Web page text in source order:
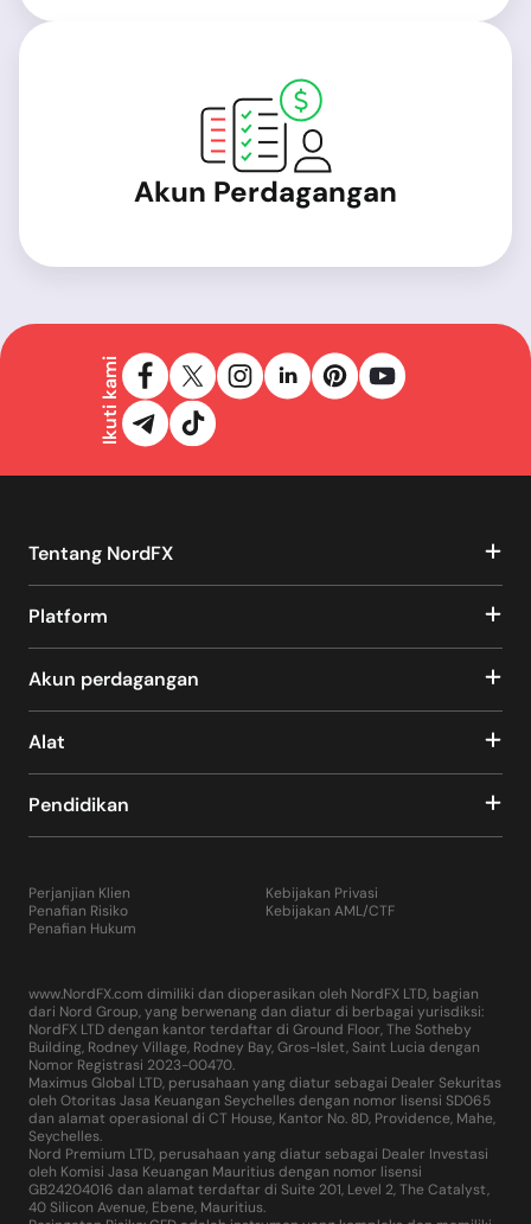
Akun Perdagangan
Ikuti kami
Tentang NordFX
Platform
Akun perdagangan
Alat
Pendidikan
Perjanjian Klien
Penafian Risiko
Penafian Hukum
Kebijakan Privasi
Kebijakan AML/CTF
www.NordFX.com dimiliki dan dioperasikan oleh NordFX LTD, bagian
dari Nord Group, yang berwenang dan diatur di berbagai yurisdiksi:
NordFX LTD dengan kantor terdaftar di Ground Floor, The Sotheby
Building, Rodney Village, Rodney Bay, Gros-Islet, Saint Lucia dengan
Nomor Registrasi 2023-00470.
Maximus Global LTD, perusahaan yang diatur sebagai Dealer Sekuritas
oleh Otoritas Jasa Keuangan Seychelles dengan nomor lisensi SD065
dan alamat operasional di CT House, Kantor No. 8D, Providence, Mahe,
Seychelles.
Nord Premium LTD, perusahaan yang diatur sebagai Dealer Investasi
oleh Komisi Jasa Keuangan Mauritius dengan nomor lisensi
GB24204016 dan alamat terdaftar di Suite 201, Level 2, The Catalyst,
40 Silicon Avenue, Ebene, Mauritius.